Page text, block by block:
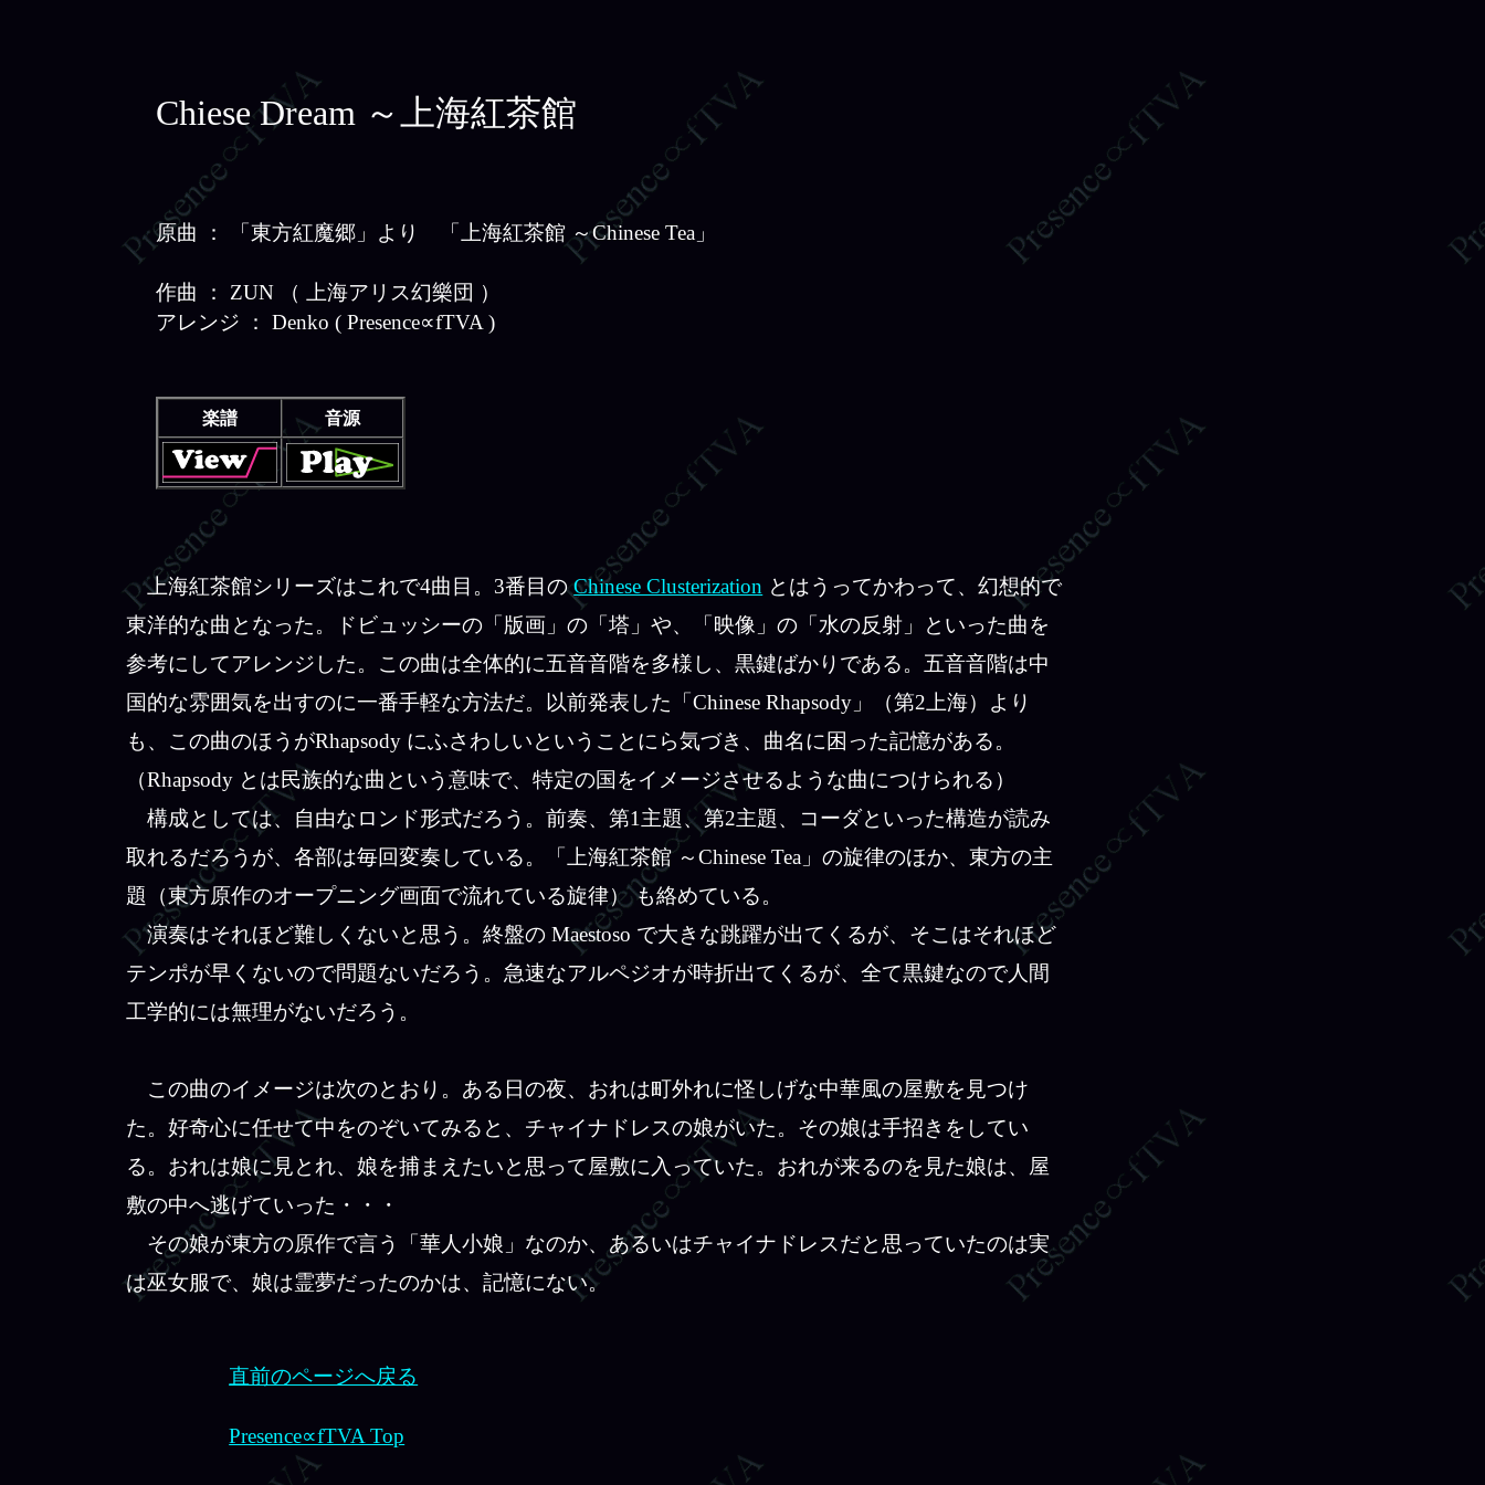
Chiese Dream ～上海紅茶館
原曲 ： 「東方紅魔郷」より 「上海紅茶館 ～Chinese Tea」
作曲 ： ZUN （ 上海アリス幻樂団 ）
アレンジ ： Denko ( Presence∝fTVA )
楽譜 音源
上海紅茶館シリーズはこれで4曲目。3番目のChinese Clusterization とはうってかわって、幻想的で
東洋的な曲となった。ドビュッシーの「版画」の「塔」や、「映像」の「水の反射」といった曲を
参考にしてアレンジした。この曲は全体的に五音音階を多様し、黒鍵ばかりである。五音音階は中
国的な雰囲気を出すのに一番手軽な方法だ。以前発表した「Chinese Rhapsody」（第2上海）より
も、この曲のほうがRhapsody にふさわしいということにら気づき、曲名に困った記憶がある。
（Rhapsody とは民族的な曲という意味で、特定の国をイメージさせるような曲につけられる）
構成としては、自由なロンド形式だろう。前奏、第1主題、第2主題、コーダといった構造が読み
取れるだろうが、各部は毎回変奏している。「上海紅茶館 ～Chinese Tea」の旋律のほか、東方の主
題（東方原作のオープニング画面で流れている旋律） も絡めている。
演奏はそれほど難しくないと思う。終盤の Maestoso で大きな跳躍が出てくるが、そこはそれほど
テンポが早くないので問題ないだろう。急速なアルペジオが時折出てくるが、全て黒鍵なので人間
工学的には無理がないだろう。
この曲のイメージは次のとおり。ある日の夜、おれは町外れに怪しげな中華風の屋敷を見つけ
た。好奇心に任せて中をのぞいてみると、チャイナドレスの娘がいた。その娘は手招きをしてい
る。おれは娘に見とれ、娘を捕まえたいと思って屋敷に入っていた。おれが来るのを見た娘は、屋
敷の中へ逃げていった・・・
その娘が東方の原作で言う「華人小娘」なのか、あるいはチャイナドレスだと思っていたのは実
は巫女服で、娘は霊夢だったのかは、記憶にない。
直前のページへ戻る
Presence∝fTVA Top